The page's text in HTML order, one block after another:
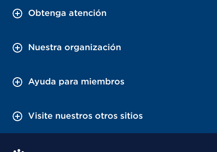
Obtenga atención
Nuestra organización
Ayuda para miembros
Visite nuestros otros sitios